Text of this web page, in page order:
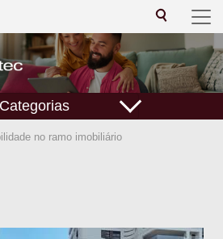
Categorias
no ramo imobiliário